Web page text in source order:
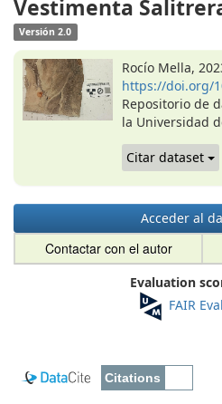
Vestimenta
Versión 2.0
Rocío Mella,
https://doi.org/
Repositorio de
la Universidad
Citar dataset
Acceder al
Contactar con el autor
Evaluation
FAIR